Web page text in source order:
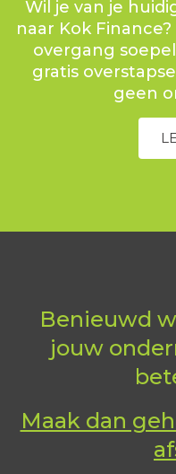
Wil je van je
naar Kok
overgang
gratis
geen
Benieuwd
jouw
Maak dan